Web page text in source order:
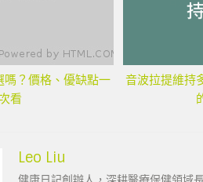
？價格、優缺點一
看
音波拉提維持
Leo Liu